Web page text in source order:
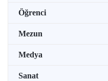
Öğrenci
Mezun
Medya
Sanat